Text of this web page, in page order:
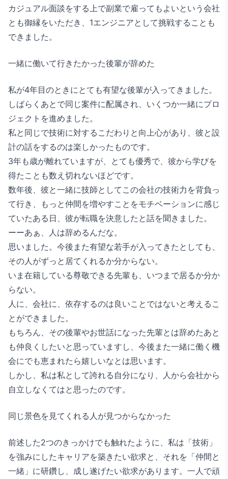
カジュアル面談をする上で副業で雇ってもよいという会社
とも御縁をいただき、1エンジニアとして挑戦することも
できました。
一緒に働いて行きたかった後輩が辞めた
私が4年目のときにとても有望な後輩が入ってきました。
しばらくあとで同じ案件に配属され、いくつか一緒にプロ
ジェクトを進めました。
私と同じで技術に対するこだわりと向上心があり、彼と設
計の話をするのは楽しかったものです。
3年も歳が離れていますが、とても優秀で、彼から学びを
得たことも数え切れないほどです。
数年後、彼と一緒に技師としてこの会社の技術力を背負っ
て行き、もっと仲間を増やすことをモチベーションに感じ
ていたある日、彼が転職を決意したと話を聞きました。
ーーあぁ、人は辞めるんだな。
思いました。今後また有望な若手が入ってきたとしても、
その人がずっと居てくれるか分からない。
いま在籍している尊敬できる先輩も、いつまで居るか分か
らない。
人に、会社に、依存するのは良いことではないと考えるこ
とができました。
もちろん、その後輩やお世話になった先輩とは辞めたあと
も仲良くしたいと思っていますし、今後また一緒に働く機
会にでも恵まれたら嬉しいなとは思います。
しかし、私は私として誇れる自分になり、人から会社から
自立しなくてはと思ったのです。
同じ景色を見てくれる人が見つからなかった
前述した2つのきっかけでも触れたように、私は「技術」
を強みにしたキャリアを築きたい欲求と、それを「仲間と
一緒」に研鑽し、成し遂げたい欲求があります。一人で頑